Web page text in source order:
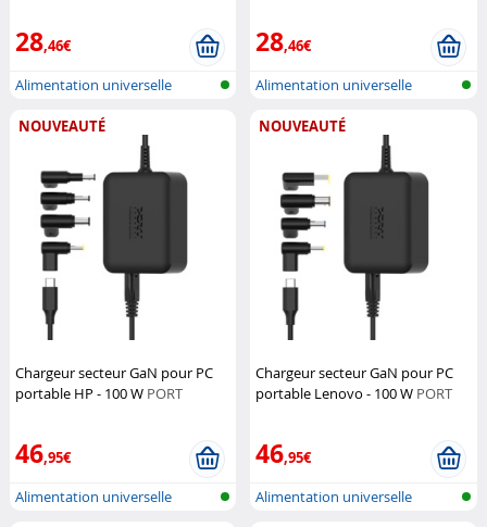
28,46€
Alimentation universelle
28,46€
Alimentation universelle
NOUVEAUTÉ
Chargeur secteur GaN pour PC
portable HP - 100 W PORT
46,95€
Alimentation universelle
NOUVEAUTÉ
Chargeur secteur GaN pour PC
portable Lenovo - 100 W PORT
46,95€
Alimentation universelle